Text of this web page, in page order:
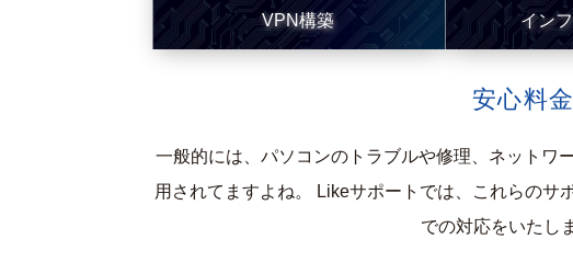
VPN構築 イン
安心料
一般的には、パソコンのトラブルや修理、ネットワ
用されてますよね。 Likeサポートでは、これらのサ
での対応をいたし